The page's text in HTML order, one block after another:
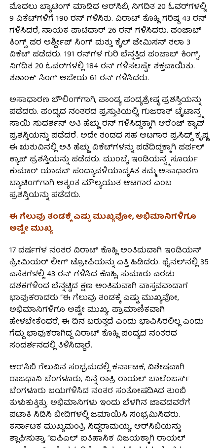
ಮೊದಲು ಬ್ಯಾಟಿಂಗ್ ಮಾಡಿದ ಆರ್‌ಸಿಬಿ, ನಿಗದಿತ 20 ಓವರ್‌ಗಳಲ್ಲಿ
9 ವಿಕೆಟ್‌ಗಳಿಗೆ 190 ರನ್ ಗಳಿಸಿತು. ವಿರಾಟ್ ಕೊಹ್ಲಿ ಗರಿಷ್ಠ 43 ರನ್
ಗಳಿಸಿದರೆ, ನಾಯಕ ಪಾಟಿದಾರ್ 26 ರನ್ ಗಳಿಸಿದರು. ಪಂಜಾಬ್
ಕಿಂಗ್ಸ್ ಪರ ಅರ್ಶ್ದೀಪ್ ಸಿಂಗ್ ಮತ್ತು ಕೈಲ್ ಜೇಮಿಸನ್ ತಲಾ 3
ವಿಕೆಟ್ ಪಡೆದರು. 191 ರನ್‌ಗಳ ಗುರಿ ಬೆನ್ನತ್ತಿದ ಪಂಜಾಬ್ ಕಿಂಗ್ಸ್,
ನಿಗದಿತ 20 ಓವರ್‌ಗಳಲ್ಲಿ 184 ರನ್ ಗಳಿಸಲಷ್ಟೇ ಶಕ್ತವಾಯಿತು.
ಶಶಾಂಕ್ ಸಿಂಗ್ ಅಜೇಯ 61 ರನ್ ಗಳಿಸಿದರು.
ಅಸಾಧಾರಣ ಬೌಲಿಂಗ್‌ಗಾಗಿ, ಪಾಂಡ್ಯ ಪಂದ್ಯಶ್ರೇಷ್ಠ ಪ್ರಶಸ್ತಿಯನ್ನು
ಪಡೆದರು. ಪಂದ್ಯದ ನಂತರದ ಪ್ರಸ್ತುತಿಯಲ್ಲಿ, ಗುಜರಾತ್ ಟೈಟಾನ್ಸ್ನ
ಸಾಯಿ ಸುದರ್ಶನ್ ಅತಿ ಹೆಚ್ಚು ರನ್ ಗಳಿಸಿದ್ದಕ್ಕಾಗಿ ಆರೆಂಜ್ ಕ್ಯಾಪ್
ಪ್ರಶಸ್ತಿಯನ್ನು ಪಡೆದರೆ. ಅದೇ ತಂಡದ ಸಹ ಆಟಗಾರ ಪ್ರಸಿದ್ಧ್ ಕೃಷ್ಣ
ಈ ಋತುವಿನಲ್ಲಿ ಅತಿ ಹೆಚ್ಚು ವಿಕೆಟ್‌ಗಳನ್ನು ಪಡೆದಿದ್ದಕ್ಕಾಗಿ ಪರ್ಪಲ್
ಕ್ಯಾಪ್ ಪ್ರಶಸ್ತಿಯನ್ನು ಪಡೆದರು. ಮುಂಬೈ ಇಂಡಿಯನ್ಸ್ನ ಸೂರ್ಯ
ಕುಮಾರ್ ಯಾದವ್ ಪಂದ್ಯಾವಳಿಯಾದ್ಯAತ ತಮ್ಮ ಅಸಾಧಾರಣ
ಬ್ಯಾಟಿಂಗ್‌ಗಾಗಿ ಅತ್ಯಂತ ಮೌಲ್ಯಯುತ ಆಟಗಾರ ಎಂಬ
ಪ್ರಶಸ್ತಿಯನ್ನು ಪಡೆದರು.
ಈ ಗೆಲುವು ತಂಡಕ್ಕೆ ಎಷ್ಟು ಮುಖ್ಯವೋ, ಅಭಿಮಾನಿಗಳಿಗೂ
ಅಷ್ಟೇ ಮುಖ್ಯ
17 ವರ್ಷಗಳ ನಂತರ ವಿರಾಟ್ ಕೊಹ್ಲಿ ಅಂತಿಮವಾಗಿ ಇಂಡಿಯನ್
ಪ್ರೀಮಿಯರ್ ಲೀಗ್ ಟ್ರೋಫಿಯನ್ನು ಎತ್ತಿ ಹಿಡಿದರು. ಫೈನಲ್‌ನಲ್ಲಿ 35
ಎಸೆತಗಳಲ್ಲಿ 43 ರನ್ ಗಳಿಸಿದ ಕೊಹ್ಲಿ, ಸುಮಾರು ಎರಡು
ದಶಕಗಳಿಂದ ಬೆನ್ನಟ್ಟಿದ ಕ್ಷಣ ಅಂತಿಮವಾಗಿ ವಾಸ್ತವವಾದಾಗ
ಭಾವುಕರಾದರು “ಈ ಗೆಲುವು ತಂಡಕ್ಕೆ ಎಷ್ಟು ಮುಖ್ಯವೋ,
ಅಭಿಮಾನಿಗಳಿಗೂ ಅಷ್ಟೇ ಮುಖ್ಯ. ಪ್ರಾಮಾಣಿಕವಾಗಿ
ಹೇಳಬೇಕೆಂದರೆ, ಈ ದಿನ ಬರುತ್ತದೆ ಎಂದು ಭಾವಿಸಿರಲಿಲ್ಲ ಎಂದು
ಗೆದ್ದು ಭಾವುಕರಾಗಿದ್ದ ವಿರಾಟ್ ಕೊಹ್ಲಿ ಪಂದ್ಯದ ನಂತರದ
ಸಂದರ್ಶನದಲ್ಲಿ ತಿಳಿಸಿದ್ದಾರೆ.
ಆರ್‌ಸಿಬಿ ಗೆಲುವಿನ ಸಂಭ್ರಮದಲ್ಲಿ ಕರ್ನಾಟಕ, ವಿಶೇಷವಾಗಿ
ರಾಜಧಾನಿ ಬೆಂಗಳೂರು, ನಿನ್ನೆ ರಾತ್ರಿ ರಾಯಲ್ ಚಾಲೆಂಜರ್ಸ್
ಬೆಂಗಳೂರು ಜಯಗಳಿಸಿದ ನಂತರ ಸಂತೋಷದಿAದ ತುಂಬಿ
ತುಳುಕುತ್ತಿತ್ತು. ಅಭಿಮಾನಿಗಳು ಇಂದು ಬೆಳಗಿನ ಜಾವದವರೆಗೆ
ಪಟಾಕಿ ಸಿಡಿಸಿ ಬೀದಿಗಳಲ್ಲಿ ಜಮಾಯಿಸಿ ಸಂಭ್ರಮಿಸಿದರು.
ಕರ್ನಾಟಕ ಮುಖ್ಯಮಂತ್ರಿ ಸಿದ್ದರಾಮಯ್ಯ, ಆರ್‌ಸಿಬಿಯನ್ನು
ಶ್ಲಾಘಿಸುತ್ತಾ, “ಐಪಿಎಲ್ ಐತಿಹಾಸಿಕ ವಿಜಯಕ್ಕಾಗಿ ರಾಯಲ್